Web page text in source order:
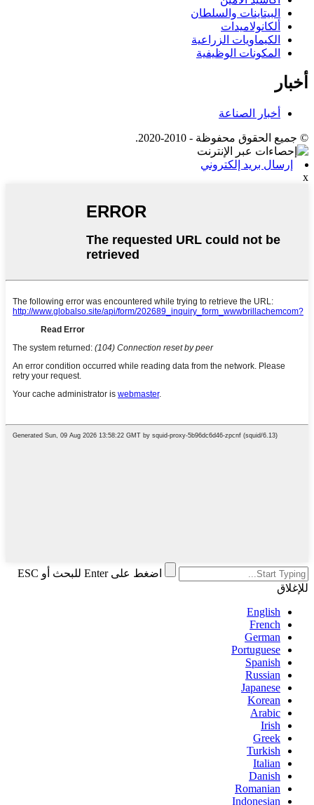
البيتاينات والسلطان
ألكانولاميدات
الكيماويات الزراعية
المكونات الوظيفية
أخبار
أخبار الصناعة
© جميع الحقوق محفوظة - 2010-2020.
إرسال بريد إلكتروني
x
اضغط على Enter للبحث أو ESC
للإغلاق
English
French
German
Portuguese
Spanish
Russian
Japanese
Korean
Arabic
Irish
Greek
Turkish
Italian
Danish
Romanian
Indonesian